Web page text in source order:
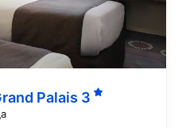
Palais 3